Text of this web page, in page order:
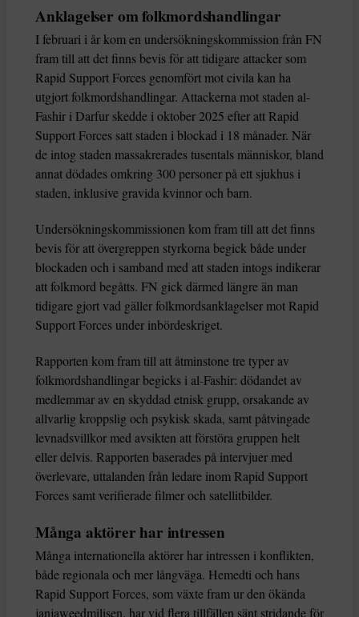
Anklagelser om folkmordshandlingar
I februari i år kom en undersökningskommission från FN
fram till att det finns bevis för att tidigare attacker som
Rapid Support Forces genomfört mot civila kan ha
utgjort folkmordshandlingar. Attackerna mot staden al-
Fashir i Darfur skedde i oktober 2025 efter att Rapid
Support Forces satt staden i blockad i 18 månader. När
de intog staden massakrerades tusentals människor, bland
annat dödades omkring 300 personer på ett sjukhus i
staden, inklusive gravida kvinnor och barn.
Undersökningskommissionen kom fram till att det finns
bevis för att övergreppen styrkorna begick både under
blockaden och i samband med att staden intogs indikerar
att folkmord begåtts. FN gick därmed längre än man
tidigare gjort vad gäller folkmordsanklagelser mot Rapid
Support Forces under inbördeskriget.
Rapporten kom fram till att åtminstone tre typer av
folkmordshandlingar begicks i al-Fashir: dödandet av
medlemmar av en skyddad etnisk grupp, orsakande av
allvarlig kroppslig och psykisk skada, samt påtvingade
levnadsvillkor med avsikten att förstöra gruppen helt
eller delvis. Rapporten baserades på intervjuer med
överlevare, uttalanden från ledare inom Rapid Support
Forces samt verifierade filmer och satellitbilder.
Många aktörer har intressen
Många internationella aktörer har intressen i konflikten,
både regionala och mer långväga. Hemedti och hans
Rapid Support Forces, som växte fram ur den ökända
janjaweedmilisen, har vid flera tillfällen sänt stridande för